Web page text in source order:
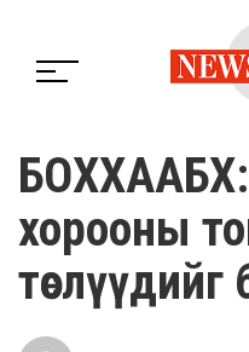
хорооны
төслүүдийг